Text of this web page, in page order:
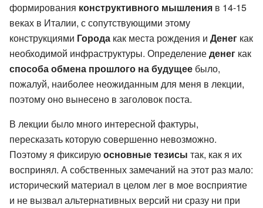
формирования конструктивного мышления в 14-15
веках в Италии, с сопутствующими этому
конструкциями Города как места рождения и Денег как
необходимой инфраструктуры. Определениеденег как
способа обмена прошлого на будущее было,
пожалуй, наиболее неожиданным для меня в лекции,
поэтому оно вынесено в заголовок поста.
В лекции было много интересной фактуры,
пересказать которую совершенно невозможно.
Поэтому я фиксируюосновные тезисы так, как я их
воспринял. А собственных замечаний на этот раз мало:
исторический материал в целом лег в мое восприятие
и не вызвал альтернативных версий ни сразу ни при